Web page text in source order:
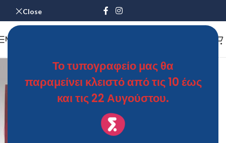
Close
Το τυπογραφείο μας θα
παραμείνει κλειστό από τις 10 έως
και τις 22 Αυγούστου.
MENU